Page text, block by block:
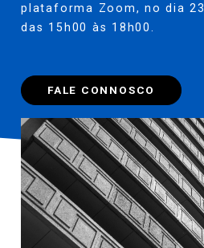
plataforma Zoom, no dia
das 15h00 às 18h00.
FALE CONNOSCO